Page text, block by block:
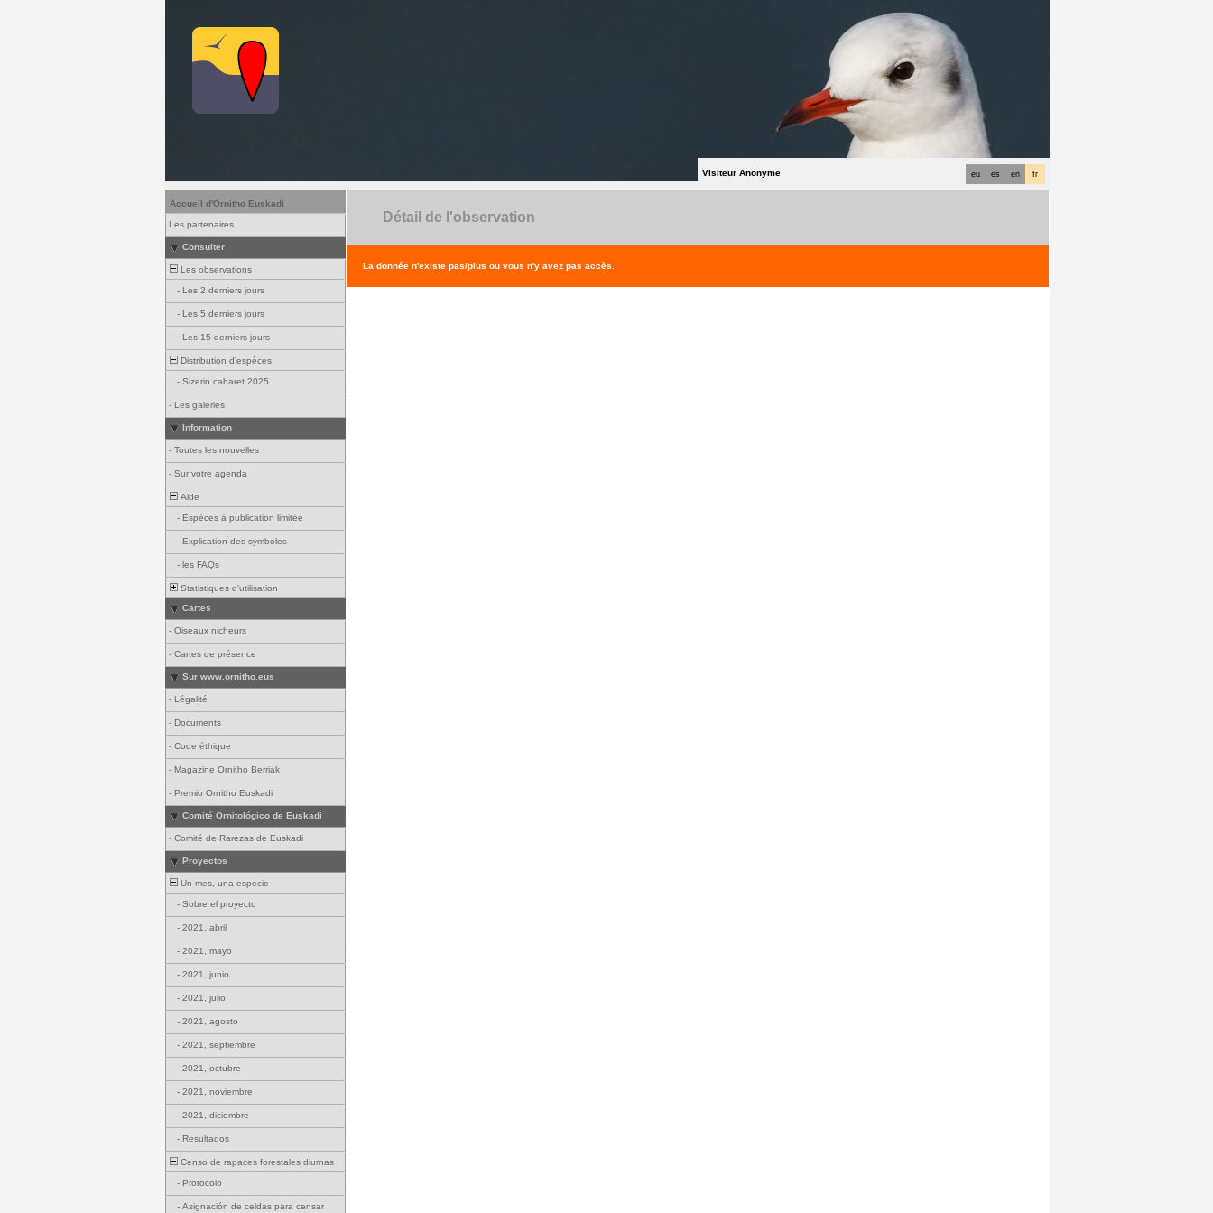
fr
en
es
eu
Visiteur Anonyme
Accueil d'Ornitho Euskadi
Les partenaires
Consulter
Les observations
- Les 2 derniers jours
- Les 5 derniers jours
- Les 15 derniers jours
Distribution d'espèces
- Sizerin cabaret 2025
- Les galeries
Information
- Toutes les nouvelles
- Sur votre agenda
Aide
- Espèces à publication limitée
- Explication des symboles
- les FAQs
Statistiques d'utilisation
Cartes
- Oiseaux nicheurs
- Cartes de présence
Sur www.ornitho.eus
- Légalité
- Documents
- Code éthique
- Magazine Ornitho Berriak
- Premio Ornitho Euskadi
Comité Ornitológico de Euskadi
- Comité de Rarezas de Euskadi
Proyectos
Un mes, una especie
- Sobre el proyecto
- 2021, abril
- 2021, mayo
- 2021, junio
- 2021, julio
- 2021, agosto
- 2021, septiembre
- 2021, octubre
- 2021, noviembre
- 2021, diciembre
- Resultados
Censo de rapaces forestales diurnas
- Protocolo
- Asignación de celdas para censar
Détail de l'observation
La donnée n'existe pas/plus ou vous n'y avez pas accès.